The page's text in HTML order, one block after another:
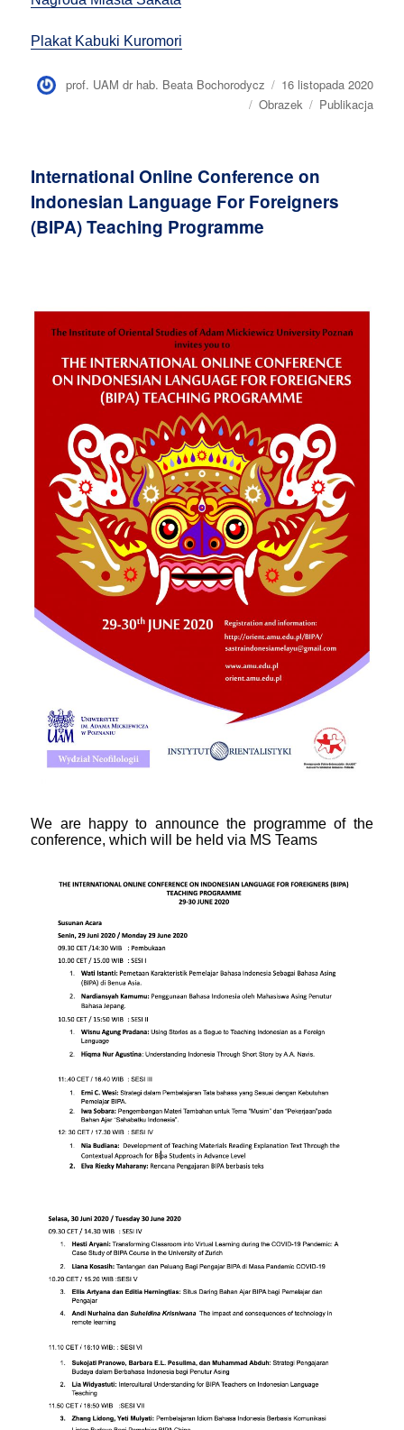
Plakat Kabuki Kuromori
Autor
prof. UAM dr hab. Beata Bochorodycz Opublikowano
16 listopada 2020
Format
Obrazek Kategorie
Publikacja
International Online Conference on
Indonesian Language For Foreigners
(BIPA) Teaching Programme
We are happy to announce the programme of the
conference, which will be held via MS Teams